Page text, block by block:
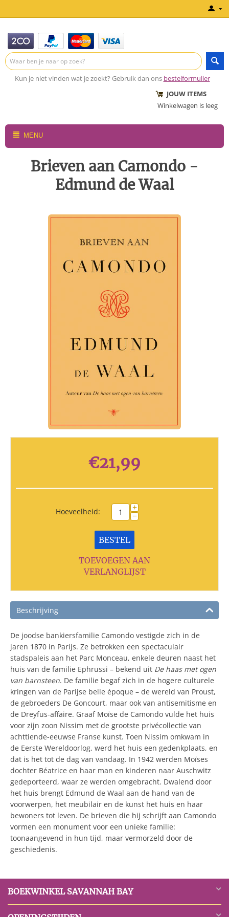
Kun je niet vinden wat je zoekt? Gebruik dan ons bestelformulier
JOUW ITEMS
Winkelwagen is leeg
MENU
Brieven aan Camondo -
Edmund de Waal
€21,99
Hoeveelheid: +
−
BESTEL
TOEVOEGEN AAN
VERLANGLIJST
Beschrijving
De joodse bankiersfamilie Camondo vestigde zich in de
jaren 1870 in Parijs. Ze betrokken een spectaculair
stadspaleis aan het Parc Monceau, enkele deuren naast het
huis van de familie Ephrussi – bekend uit De haas met ogen
van barnsteen. De familie begaf zich in de hogere culturele
kringen van de Parijse belle époque – de wereld van Proust,
de gebroeders De Goncourt, maar ook van antisemitisme en
de Dreyfus-affaire. Graaf Moïse de Camondo vulde het huis
voor zijn zoon Nissim met de grootste privécollectie van
achttiende-eeuwse Franse kunst. Toen Nissim omkwam in
de Eerste Wereldoorlog, werd het huis een gedenkplaats, en
dat is het tot de dag van vandaag. In 1942 werden Moïses
dochter Béatrice en haar man en kinderen naar Auschwitz
gedeporteerd, waar ze werden omgebracht. Dwalend door
het huis brengt Edmund de Waal aan de hand van de
voorwerpen, het meubilair en de kunst het huis en haar
bewoners tot leven. De brieven die hij schrijft aan Camondo
vormen een monument voor een unieke familie:
toonaangevend in hun tijd, maar vermorzeld door de
geschiedenis.
BOEKWINKEL SAVANNAH BAY